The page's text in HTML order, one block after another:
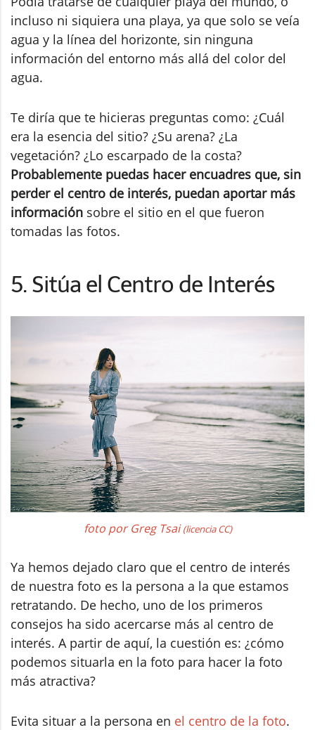
incluso ni siquiera una playa, ya que solo se veía
agua y la línea del horizonte, sin ninguna
información del entorno más allá del color del
agua.
Te diría que te hicieras preguntas como: ¿Cuál
era la esencia del sitio? ¿Su arena? ¿La
vegetación? ¿Lo escarpado de la costa?
Probablemente puedas hacer encuadres que, sin
perder el centro de interés, puedan aportar más
información sobre el sitio en el que fueron
tomadas las fotos.
5. Sitúa el Centro de Interés
foto por Greg Tsai(licencia CC)
Ya hemos dejado claro que el centro de interés
de nuestra foto es la persona a la que estamos
retratando. De hecho, uno de los primeros
consejos ha sido acercarse más al centro de
interés. A partir de aquí, la cuestión es: ¿cómo
podemos situarla en la foto para hacer la foto
más atractiva?
Evita situar a la persona en el centro de la foto.